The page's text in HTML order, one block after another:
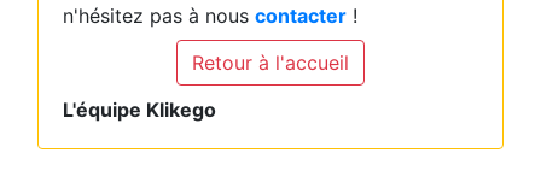
n'hésitez pas à nous contacter !
Retour à l'accueil
L'équipe Klikego